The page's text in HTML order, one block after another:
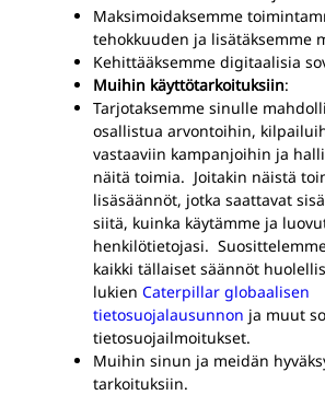
Maksimoidaksemme
tehokkuuden ja lisätäksemme
Kehittääksemme digitaalisia
Muihin käyttötarkoituksiin:
Tarjotaksemme sinulle
osallistua arvontoihin,
vastaaviin kampanjoihin ja
näitä toimia. Joitakin näistä
lisäsäännöt, jotka saattavat
siitä, kuinka käytämme ja
henkilötietojasi.
kaikki tällaiset säännöt
lukien Caterpillar globaalisen
tietosuojalausunnon ja muut
tietosuojailmoitukset.
Muihin sinun ja meidän
tarkoituksiin.